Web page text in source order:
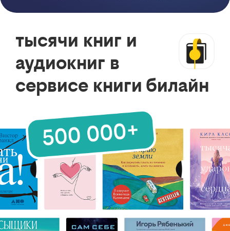
тысячи книг и
аудиокниг в
сервисе книги билайн